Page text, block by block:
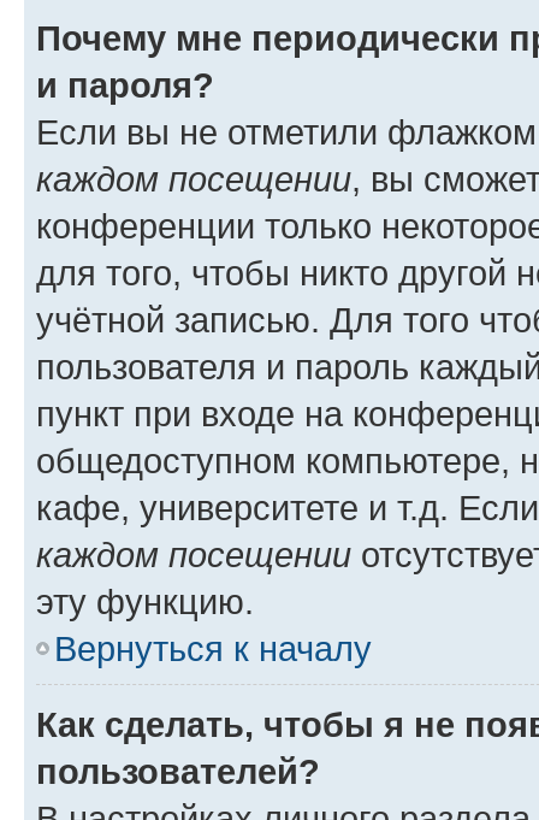
Почему мне периодически
и пароля?
Если вы не отметили
каждом посещении, вы
конференции только
для того, чтобы никто другой
учётной записью. Для того
пользователя и пароль
пункт при входе на
общедоступном компьютере,
кафе, университете и т.д.
каждом посещении
эту функцию.
Вернуться к началу
Как сделать, чтобы я не
пользователей?